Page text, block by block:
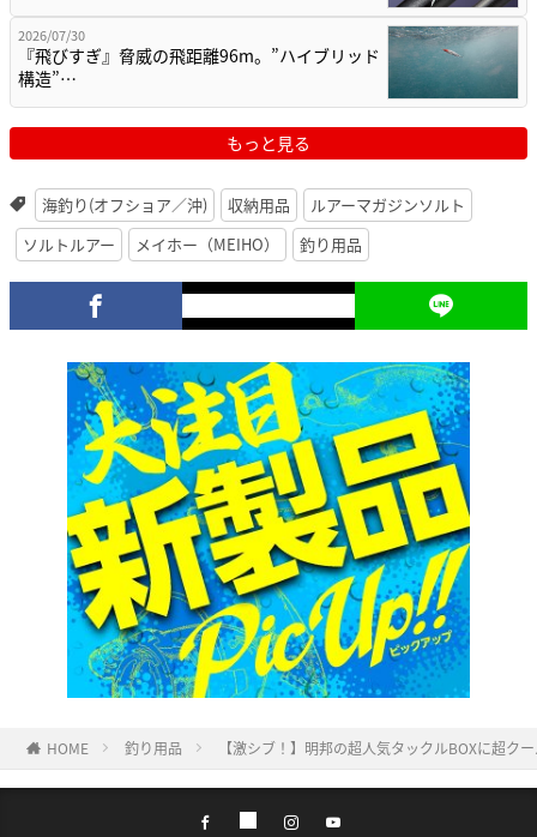
2026/07/30
『飛びすぎ』脅威の飛距離96m。”ハイブリッド
構造”…
もっと見る
海釣り(オフショア／沖) 収納用品
ルアーマガジンソルト
ソルトルアー
メイホー（MEIHO） 釣り用品
HOME 釣り用品 【激シブ！】明邦の超人気タックルBOXに超ク